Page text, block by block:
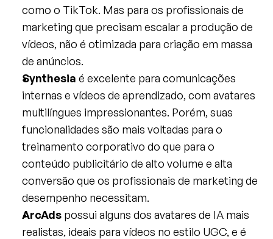
como o TikTok. Mas para os profissionais de
marketing que precisam escalar a produção de
vídeos, não é otimizada para criação em massa
de anúncios.
Synthesia é excelente para comunicações
internas e vídeos de aprendizado, com avatares
multilíngues impressionantes. Porém, suas
funcionalidades são mais voltadas para o
treinamento corporativo do que para o
conteúdo publicitário de alto volume e alta
conversão que os profissionais de marketing de
desempenho necessitam.
ArcAds possui alguns dos avatares de IA mais
realistas, ideais para vídeos no estilo UGC, e é